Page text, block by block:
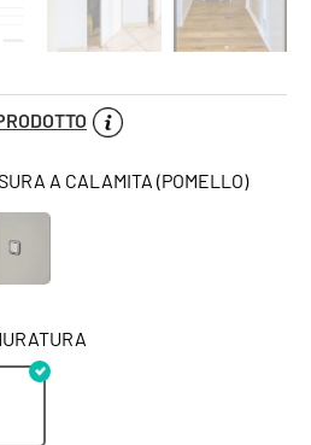
A CALAMITA (POMELLO)